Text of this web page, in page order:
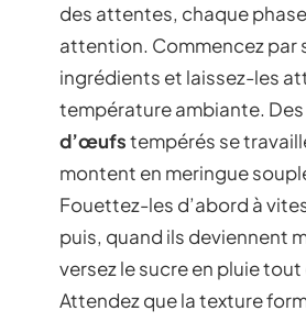
des attentes, chaque
attention. Commencez par
ingrédients et laissez-les
température ambiante. Des
d’œufstempérés se
montent en meringue
Fouettez-les d’abord à
puis, quand ils deviennent
versez le sucre en pluie
Attendez que la texture